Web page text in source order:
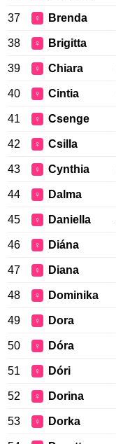
37 ♀ Brenda
38 ♀ Brigitta
39 ♀ Chiara
40 ♀ Cintia
41 ♀ Csenge
42 ♀ Csilla
43 ♀ Cynthia
44 ♀ Dalma
45 ♀ Daniella
46 ♀ Diána
47 ♀ Diana
48 ♀ Dominika
49 ♀ Dora
50 ♀ Dóra
51 ♀ Dóri
52 ♀ Dorina
53 ♀ Dorka